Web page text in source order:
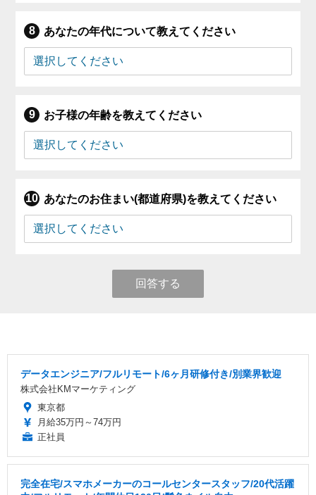
あなたの年代について教えてください
お子様の年齢を教えてください
あなたのお住まい(都道府県)を教えてください
回答する
データエンジニア/フルリモート/6ヶ月研修付き/別業界歓迎
株式会社KMマーケティング
東京都
月給35万円～74万円
正社員
完全在宅/スマホメーカーのコールセンタースタッフ/20代活躍